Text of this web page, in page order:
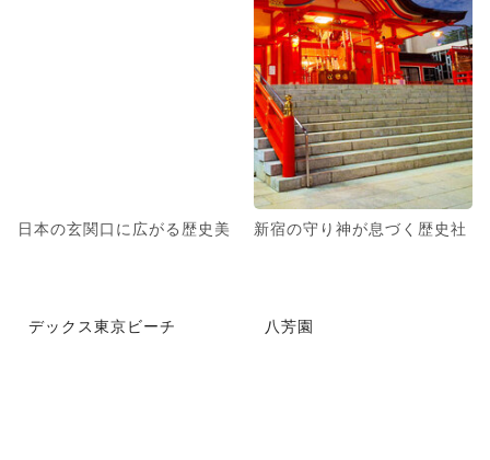
日本の玄関口に広がる歴史美 新宿の守り神が息づく歴史社
デックス東京ビーチ 八芳園